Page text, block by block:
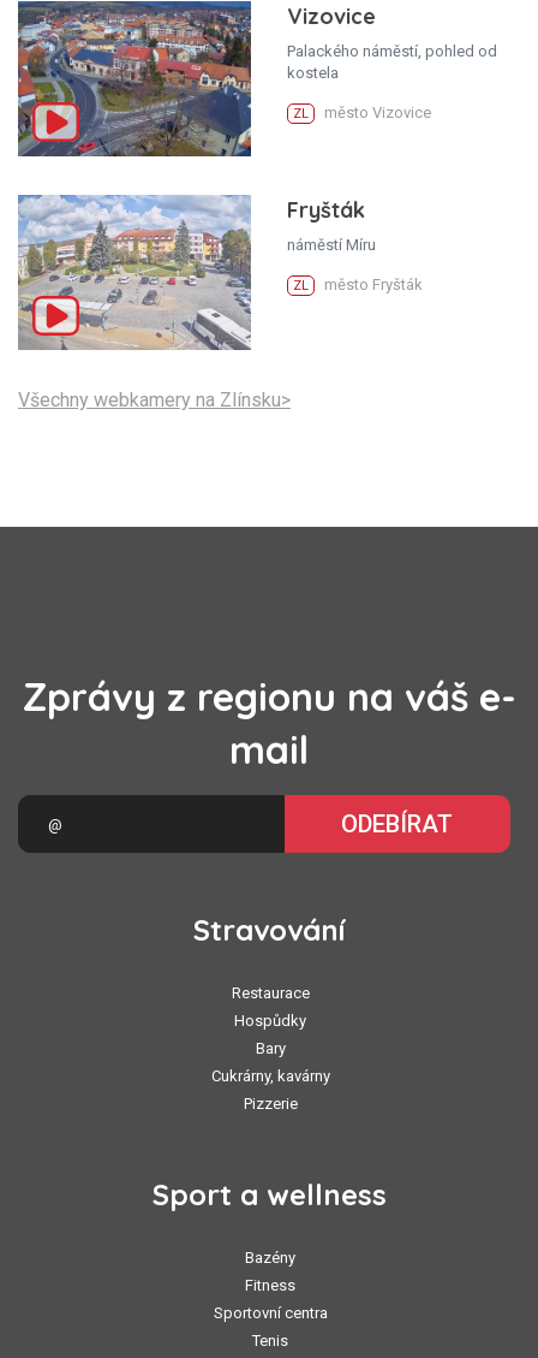
Vizovice
Palackého náměstí, pohled od
kostela
ZL město Vizovice
Fryšták
náměstí Míru
ZL město Fryšták
Všechny webkamery na Zlínsku>
Zprávy z regionu na váš e-
mail
ODEBÍRAT
Stravování
Restaurace
Hospůdky
Bary
Cukrárny, kavárny
Pizzerie
Sport a wellness
Bazény
Fitness
Sportovní centra
Tenis